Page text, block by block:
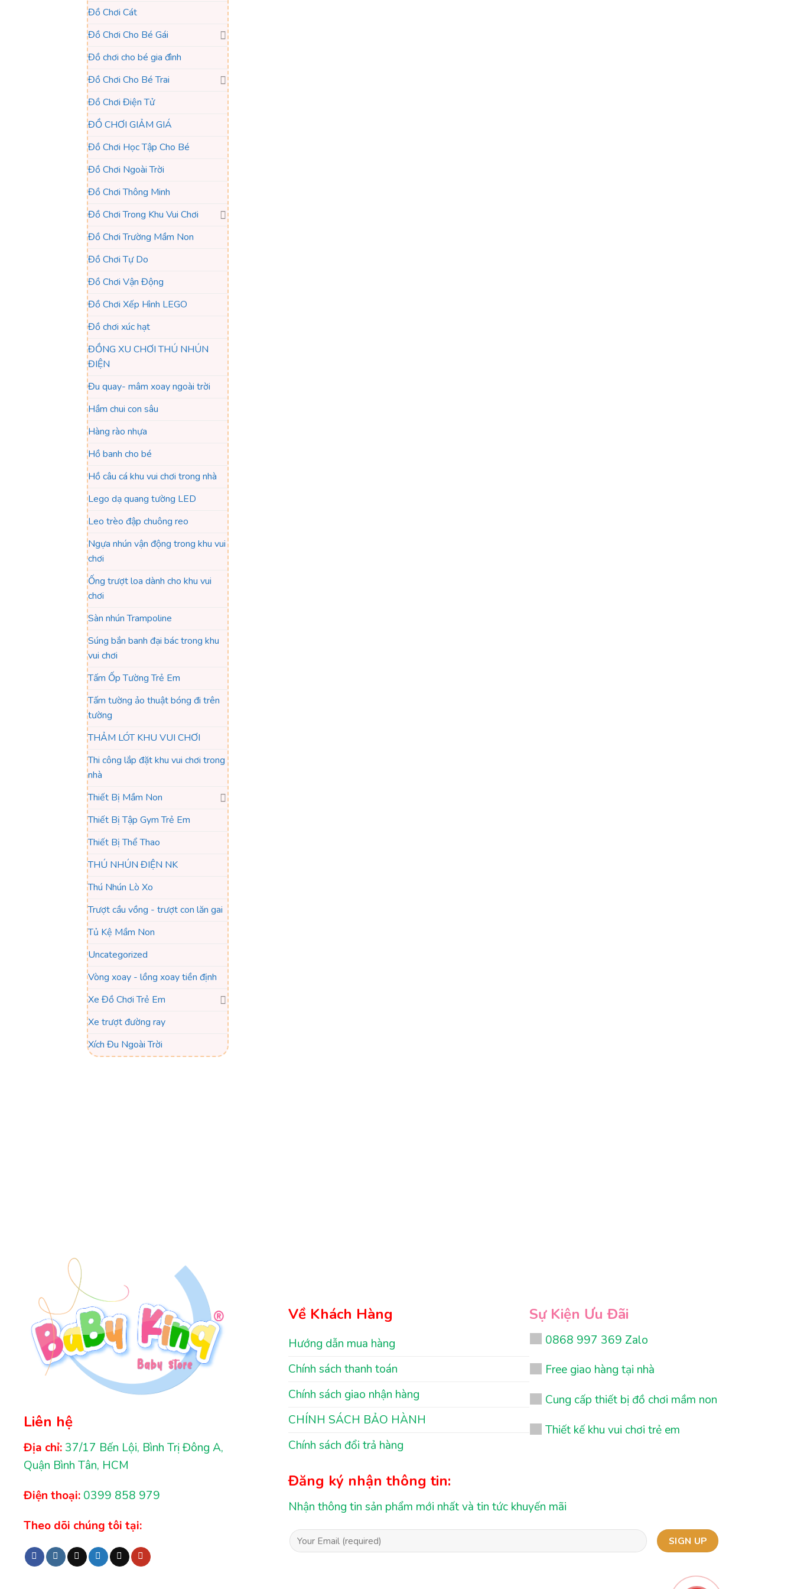
Đồ Chơi Cát
Đồ Chơi Cho Bé Gái
Đồ chơi cho bé gia đình
Đồ Chơi Cho Bé Trai
Đồ Chơi Điện Tử
ĐỒ CHƠI GIẢM GIÁ
Đồ Chơi Học Tập Cho Bé
Đồ Chơi Ngoài Trời
Đồ Chơi Thông Minh
Đồ Chơi Trong Khu Vui Chơi
Đồ Chơi Trường Mầm Non
Đồ Chơi Tự Do
Đồ Chơi Vận Động
Đồ Chơi Xếp Hình LEGO
Đồ chơi xúc hạt
ĐỒNG XU CHƠI THÚ NHÚN
ĐIỆN
Đu quay- mâm xoay ngoài trời
Hầm chui con sâu
Hàng rào nhựa
Hồ banh cho bé
Hồ câu cá khu vui chơi trong nhà
Lego dạ quang tường LED
Leo trèo đập chuông reo
Ngựa nhún vận động trong khu vui
chơi
Ống trượt loa dành cho khu vui
chơi
Sàn nhún Trampoline
Súng bắn banh đại bác trong khu
vui chơi
Tấm Ốp Tường Trẻ Em
Tấm tường ảo thuật bóng đi trên
tường
THẢM LÓT KHU VUI CHƠI
Thi công lắp đặt khu vui chơi trong
nhà
Thiết Bị Mầm Non
Thiết Bị Tập Gym Trẻ Em
Thiết Bị Thể Thao
THÚ NHÚN ĐIỆN NK
Thú Nhún Lò Xo
Trượt cầu vồng - trượt con lăn gai
Tủ Kệ Mầm Non
Uncategorized
Vòng xoay - lồng xoay tiền định
Xe Đồ Chơi Trẻ Em
Xe trượt đường ray
Xích Đu Ngoài Trời
Liên hệ
Địa chỉ: 37/17 Bến Lội, Bình Trị Đông A,
Quận Bình Tân, HCM
Điện thoại: 0399 858 979
Theo dõi chúng tôi tại:
Về Khách Hàng
Hướng dẫn mua hàng
Chính sách thanh toán
Chính sách giao nhận hàng
CHÍNH SÁCH BẢO HÀNH
Chính sách đổi trả hàng
Sự Kiện Ưu Đãi
0868 997 369 Zalo
Free giao hàng tại nhà
Cung cấp thiết bị đồ chơi mầm non
Thiết kế khu vui chơi trẻ em
Đăng ký nhận thông tin:
Nhận thông tin sản phẩm mới nhất và tin tức khuyến mãi